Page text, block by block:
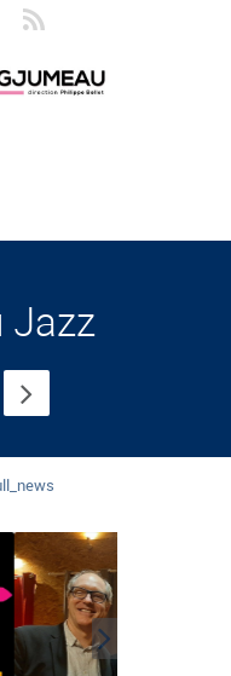
Jazz